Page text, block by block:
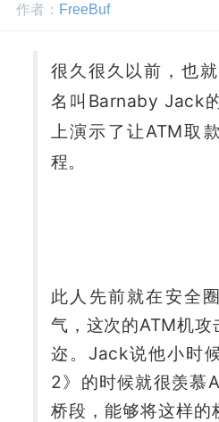
网
公
活
动
作者： FreeBuf
很久很久以前，也
名叫Barnaby Jack
上演示了让ATM取
程。
此人先前就在安全
气，这次的ATM机攻
迩。Jack说他小时
2》的时候就很羡慕
桥段，能够将这样的